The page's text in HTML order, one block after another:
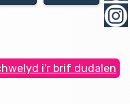
i'r brif dudalen